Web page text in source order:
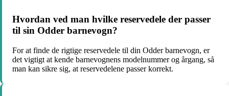
Hvordan ved man hvilke reservedele der passer
til sin Odder barnevogn?
For at finde de rigtige reservedele til din Odder barnevogn, er
det vigtigt at kende barnevognens modelnummer og årgang, så
man kan sikre sig, at reservedelene passer korrekt.